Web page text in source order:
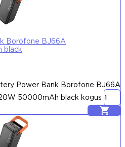
Borofone BJ66A
black
Power Bank Borofone BJ66A
50000mAh black kogus
Lisa korvi